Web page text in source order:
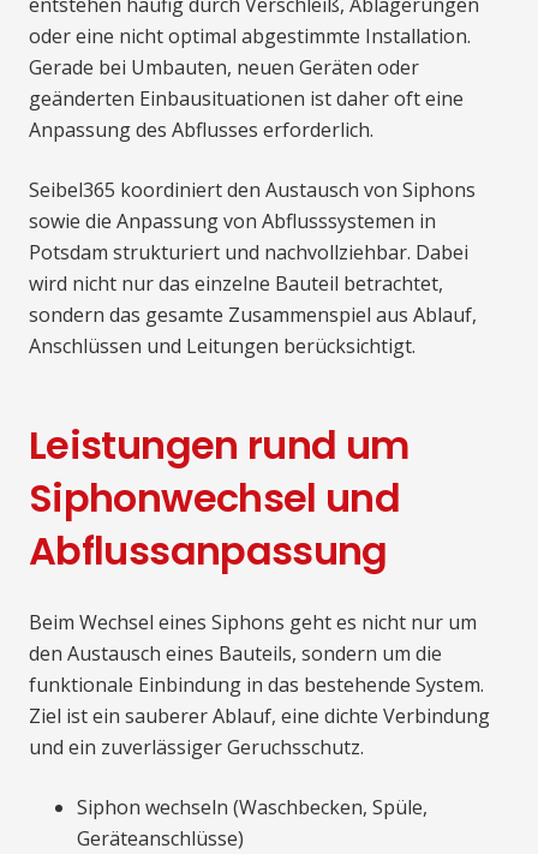
oder eine nicht optimal abgestimmte Installation.
Gerade bei Umbauten, neuen Geräten oder
geänderten Einbausituationen ist daher oft eine
Anpassung des Abflusses erforderlich.
Seibel365 koordiniert den Austausch von Siphons
sowie die Anpassung von Abflusssystemen in
Potsdam strukturiert und nachvollziehbar. Dabei
wird nicht nur das einzelne Bauteil betrachtet,
sondern das gesamte Zusammenspiel aus Ablauf,
Anschlüssen und Leitungen berücksichtigt.
Leistungen rund um
Siphonwechsel und
Abflussanpassung
Beim Wechsel eines Siphons geht es nicht nur um
den Austausch eines Bauteils, sondern um die
funktionale Einbindung in das bestehende System.
Ziel ist ein sauberer Ablauf, eine dichte Verbindung
und ein zuverlässiger Geruchsschutz.
Siphon wechseln (Waschbecken, Spüle,
Geräteanschlüsse)